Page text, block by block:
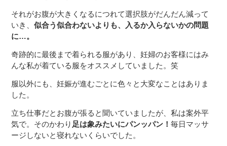
それがお腹が大きくなるにつれて選択肢がだんだん減って
いき、似合う似合わないよりも、入るか入らないかの問題
に…。
奇跡的に最後まで着られる服があり、妊婦のお客様にはみ
んな私が着ている服をオススメしていました。笑
服以外にも、妊娠が進むごとに色々と大変なことはありま
した。
立ち仕事だとお腹が張ると聞いていましたが、私は案外平
気で。そのかわり 足は象みたいにパンッパン！毎日マッサ
ージしないと寝れないくらいでした。